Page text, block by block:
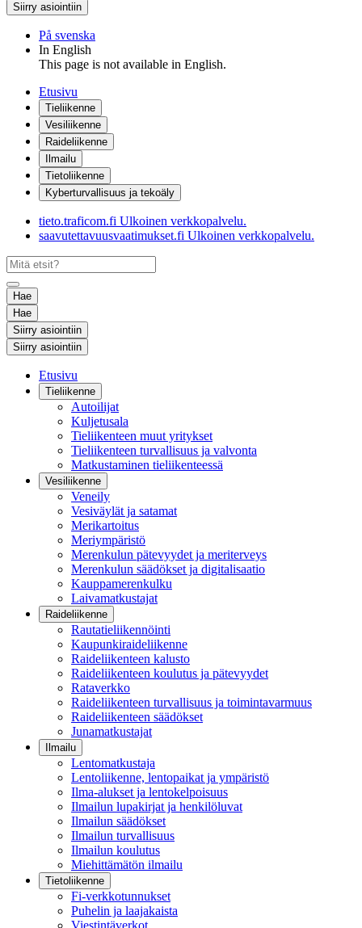
Siirry asiointiin
På svenska
In English
This page is not available in English.
Etusivu
Tieliikenne
Vesiliikenne
Raideliikenne
Ilmailu
Tietoliikenne
Kyberturvallisuus ja tekoäly
tieto.traficom.fi Ulkoinen verkkopalvelu.
saavutettavuusvaatimukset.fi Ulkoinen verkkopalvelu.
Hae
Hae
Siirry asiointiin
Siirry asiointiin
Etusivu
Tieliikenne
Autoilijat
Kuljetusala
Tieliikenteen muut yritykset
Tieliikenteen turvallisuus ja valvonta
Matkustaminen tieliikenteessä
Vesiliikenne
Veneily
Vesiväylät ja satamat
Merikartoitus
Meriympäristö
Merenkulun pätevyydet ja meriterveys
Merenkulun säädökset ja digitalisaatio
Kauppamerenkulku
Laivamatkustajat
Raideliikenne
Rautatieliikennöinti
Kaupunkiraideliikenne
Raideliikenteen kalusto
Raideliikenteen koulutus ja pätevyydet
Rataverkko
Raideliikenteen turvallisuus ja toimintavarmuus
Raideliikenteen säädökset
Junamatkustajat
Ilmailu
Lentomatkustaja
Lentoliikenne, lentopaikat ja ympäristö
Ilma-alukset ja lentokelpoisuus
Ilmailun lupakirjat ja henkilöluvat
Ilmailun säädökset
Ilmailun turvallisuus
Ilmailun koulutus
Miehittämätön ilmailu
Tietoliikenne
Fi-verkkotunnukset
Puhelin ja laajakaista
Viestintäverkot